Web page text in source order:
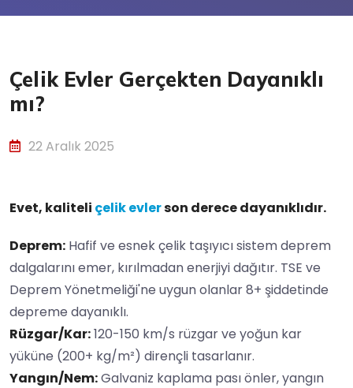
Çelik Evler Gerçekten Dayanıklı
mı?
22 Aralık 2025
Evet, kaliteli çelik evlerson derece dayanıklıdır.
Deprem: Hafif ve esnek çelik taşıyıcı sistem deprem
dalgalarını emer, kırılmadan enerjiyi dağıtır. TSE ve
Deprem Yönetmeliği'ne uygun olanlar 8+ şiddetinde
depreme dayanıklı.
Rüzgar/Kar:120-150 km/s rüzgar ve yoğun kar
yüküne (200+ kg/m²) dirençli tasarlanır.
Yangın/Nem:Galvaniz kaplama pası önler, yangın